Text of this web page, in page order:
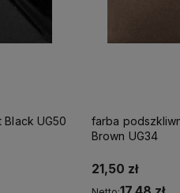
UG50
farba
Brown UG34
21,50 zł